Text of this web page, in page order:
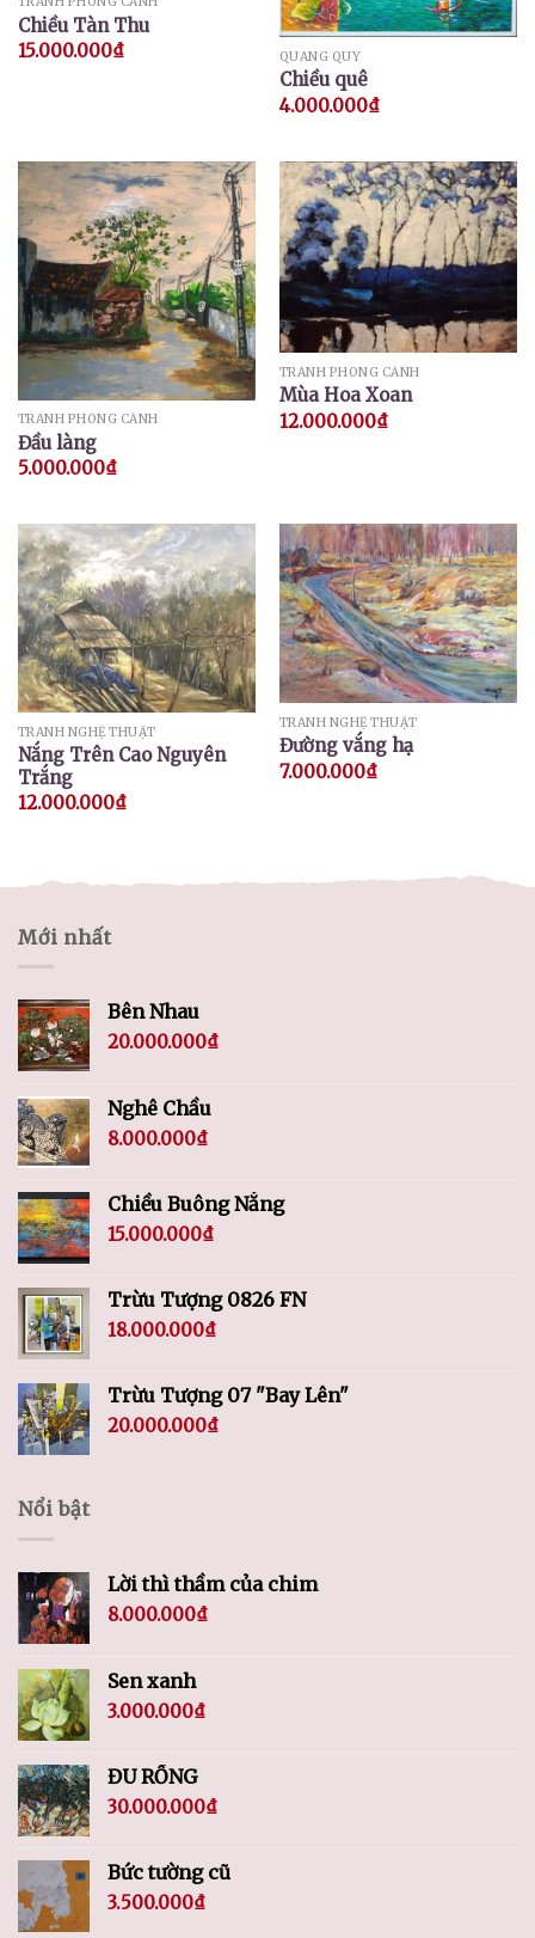
Chiều Tàn Thu
15.000.000₫ QUANG QUÝ
Chiều quê
4.000.000₫
TRANH PHONG CẢNH
Đầu làng
5.000.000₫
TRANH PHONG CẢNH
Mùa Hoa Xoan
12.000.000₫
TRANH NGHỆ THUẬT
Nắng Trên Cao Nguyên
Trắng
12.000.000₫
TRANH NGHỆ THUẬT
Đường vắng hạ
7.000.000₫
Mới nhất
Bên Nhau
20.000.000₫
Nghê Chầu
8.000.000₫
Chiều Buông Nắng
15.000.000₫
Trừu Tượng 0826 FN
18.000.000₫
Trừu Tượng 07 "Bay Lên"
20.000.000₫
Nổi bật
Lời thì thầm của chim
8.000.000₫
Sen xanh
3.000.000₫
ĐU RỒNG
30.000.000₫
Bức tường cũ
3.500.000₫